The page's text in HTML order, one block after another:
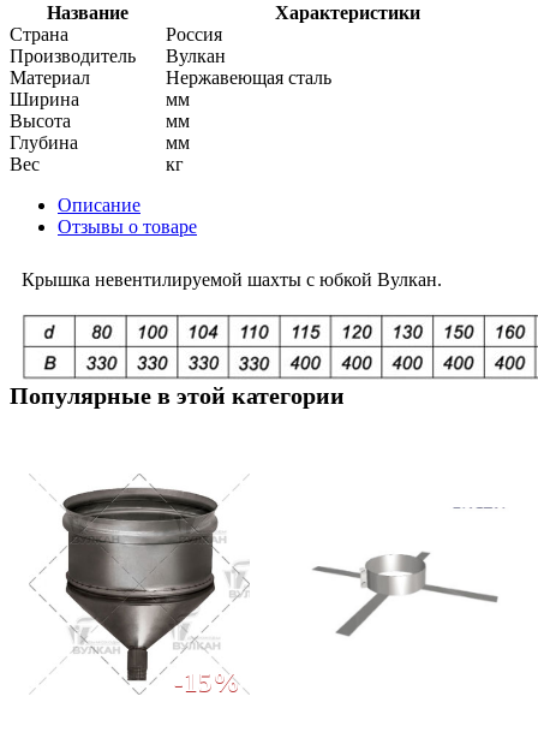
Название
Характеристики
Страна
Россия
Производитель
Вулкан
Материал
Нержавеющая сталь
Ширина
мм
Высота
мм
Глубина
мм
Вес
кг
Описание
Отзывы о товаре
Крышка невентилируемой шахты с юбкой Вулкан.
Популярные в этой категории
-15%